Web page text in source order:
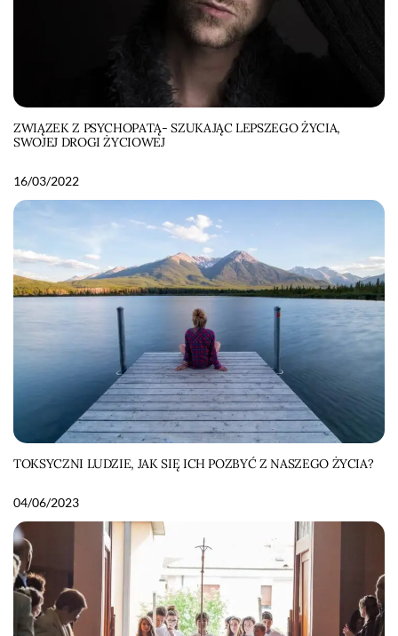
ZWIĄZEK Z PSYCHOPATĄ- SZUKAJĄC LEPSZEGO ŻYCIA,
SWOJEJ DROGI ŻYCIOWEJ
16/03/2022
TOKSYCZNI LUDZIE, JAK SIĘ ICH POZBYĆ Z NASZEGO ŻYCIA?
04/06/2023